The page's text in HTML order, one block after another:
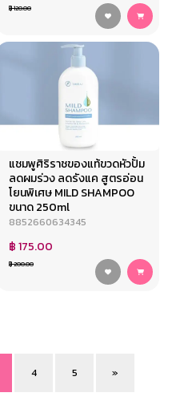
฿ 120.00
แชมพูศิริราชของแท้ขวดหัวปั้ม
ลดผมร่วง ลดรังแค สูตรอ่อน
โยนพิเศษ MILD SHAMPOO
ขนาด 250ml
8852660634345
฿ 175.00
฿ 200.00
4 5 »